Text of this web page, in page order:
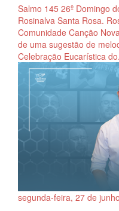
Salmo 145 26º Domingo
Rosinalva Santa Rosa.
Comunidade Canção
de uma sugestão de
Celebração Eucarística
segunda-feira, 27 de junho